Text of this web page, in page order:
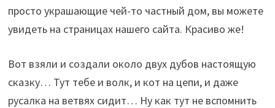
просто украшающие чей-то частный дом, вы можете
увидеть на страницах нашего сайта. Красиво же!
Вот взяли и создали около двух дубов настоящую
сказку… Тут тебе и волк, и кот на цепи, и даже
русалка на ветвях сидит… Ну как тут не вспомнить